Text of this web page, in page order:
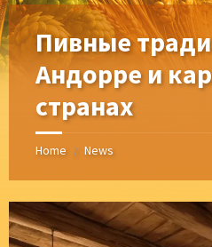
Пивные
Андорре и
странах
Home / News